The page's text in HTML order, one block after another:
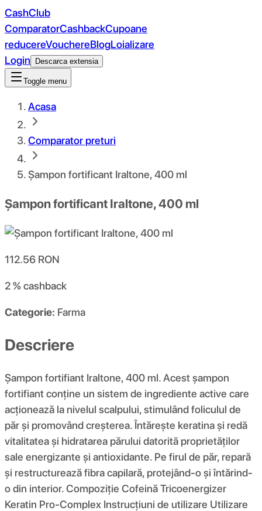
CashClub
ComparatorCashbackCupoane
reducereVouchereBlogLoializare
Login
Descarca extensia
Toggle menu
Acasa
Comparator preturi
Șampon fortificant Iraltone, 400 ml
Șampon fortificant Iraltone, 400 ml
112.56 RON
2 %cashback
Categorie: Farma
Descriere
Șampon fortifiant Iraltone, 400 ml. Acest șampon
fortifiant conține un sistem de ingrediente active care
acționează la nivelul scalpului, stimulând foliculul de
păr și promovând creșterea. Întărește keratina și redă
vitalitatea și hidratarea părului datorită proprietăților
sale energizante și antioxidante. Pe firul de păr, repară
și restructurează fibra capilară, protejând-o și întărind-
o din interior. Compoziţie Cofeină Tricoenergizer
Keratin Pro-Complex Instrucțiuni de utilizare Utilizare